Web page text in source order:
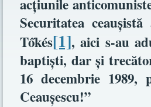
acţiunile
Securitatea
Tőkés[1], aici s-au
baptişti, dar şi
16 decembrie
Ceauşescu!”